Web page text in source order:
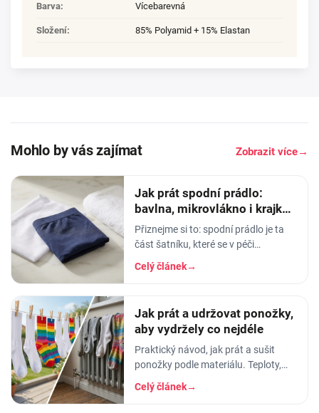
Barva: Vícebarevná
Složení: 85% Polyamid + 15% Elastan
Mohlo by vás zajímat Zobrazit více→
Jak prát spodní prádlo:
bavlna, mikrovlákno i krajka,
aby vydrželo
Přiznejme si to: spodní prádlo je ta
část šatníku, které se v péči
věnujeme nejmíň. Hodíme ho do
pračky se vším ostatním, dáme
Celý článek→
Jak prát a udržovat ponožky,
aby vydržely co nejdéle
Praktický návod, jak prát a sušit
ponožky podle materiálu. Teploty,
aviváž, sušička, žehlení. Vyhnete se
tak sražení, trhání a ztrátě tvaru.
Celý článek→